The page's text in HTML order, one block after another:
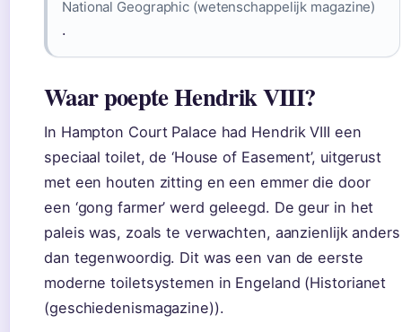
National Geographic (wetenschappelijk magazine)
.
Waar poepte Hendrik VIII?
In Hampton Court Palace had Hendrik VIII een
speciaal toilet, de ‘House of Easement’, uitgerust
met een houten zitting en een emmer die door
een ‘gong farmer’ werd geleegd. De geur in het
paleis was, zoals te verwachten, aanzienlijk anders
dan tegenwoordig. Dit was een van de eerste
moderne toiletsystemen in Engeland (Historianet
(geschiedenismagazine)).